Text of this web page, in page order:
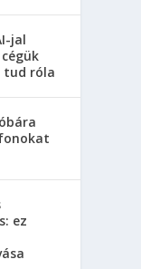
jal
tud róla
ez